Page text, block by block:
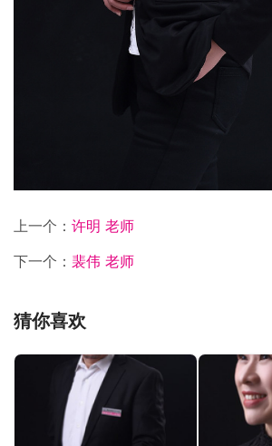
上一个： 许明 老师
下一个： 裴伟 老师
猜你喜欢